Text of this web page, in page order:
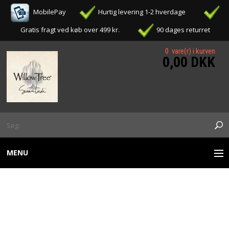
MobilePay
Hurtig levering 1-2 hverdage
Gratis fragt ved køb over 499 kr.
90 dages returret
0 vare(r) i kurven
0,00 DKK
MENU